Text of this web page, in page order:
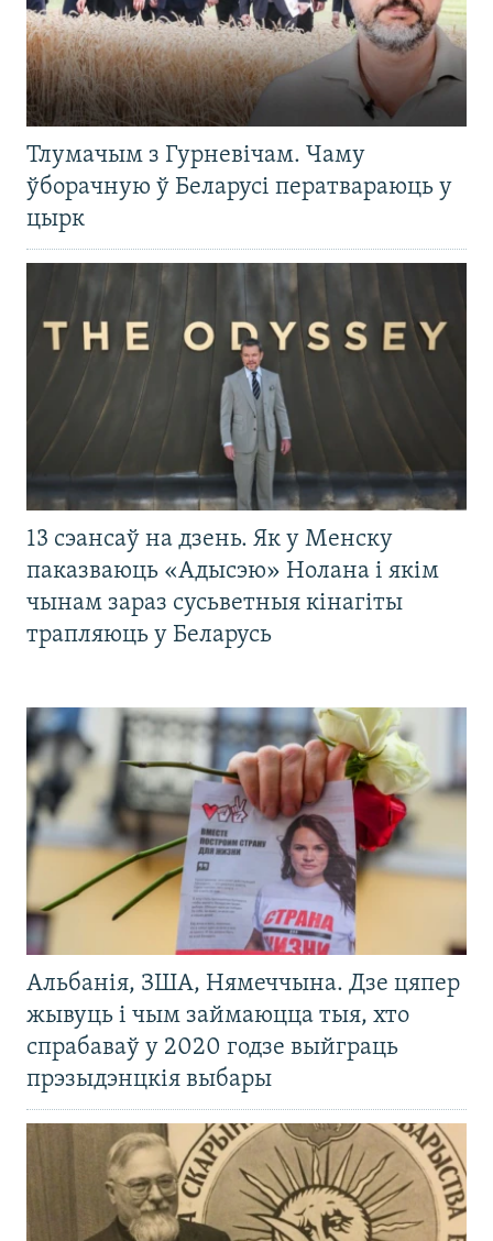
Тлумачым з Гурневічам. Чаму
ўборачную ў Беларусі ператвараюць у
цырк
13 сэансаў на дзень. Як у Менску
паказваюць «Адысэю» Нолана і якім
чынам зараз сусьветныя кінагіты
трапляюць у Беларусь
Альбанія, ЗША, Нямеччына. Дзе цяпер
жывуць і чым займаюцца тыя, хто
спрабаваў у 2020 годзе выйграць
прэзыдэнцкія выбары